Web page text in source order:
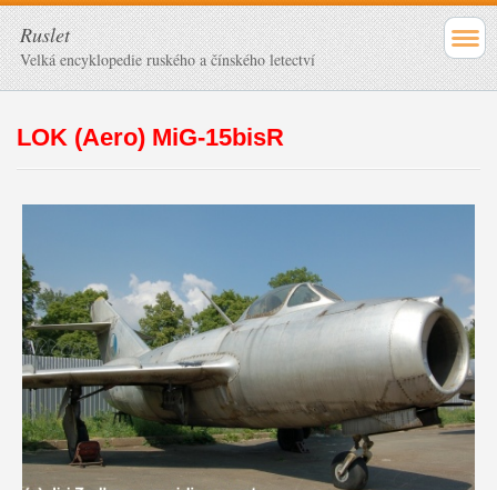
Ruslet
Velká encyklopedie ruského a čínského letectví
LOK (Aero) MiG-15bisR